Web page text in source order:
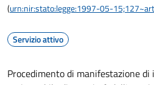
(urn:nir:stato:legge:1997-05-
Servizio attivo
Procedimento di manifestazione